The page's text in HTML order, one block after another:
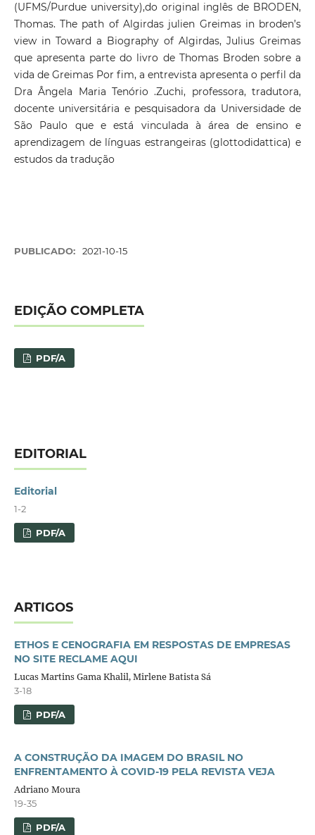
(UFMS/Purdue university),do original inglês de BRODEN,
Thomas. The path of Algirdas julien Greimas in broden’s
view in Toward a Biography of Algirdas, Julius Greimas
que apresenta parte do livro de Thomas Broden sobre a
vida de Greimas Por fim, a entrevista apresenta o perfil da
Dra Ângela Maria Tenório .Zuchi, professora, tradutora,
docente universitária e pesquisadora da Universidade de
São Paulo que e está vinculada à área de ensino e
aprendizagem de línguas estrangeiras (glottodidattica) e
estudos da tradução
PUBLICADO: 2021-10-15
EDIÇÃO COMPLETA
PDF/A
EDITORIAL
Editorial
1-2
PDF/A
ARTIGOS
ETHOS E CENOGRAFIA EM RESPOSTAS DE EMPRESAS
NO SITE RECLAME AQUI
Lucas Martins Gama Khalil, Mirlene Batista Sá
3-18
PDF/A
A CONSTRUÇÃO DA IMAGEM DO BRASIL NO
ENFRENTAMENTO À COVID-19 PELA REVISTA VEJA
Adriano Moura
19-35
PDF/A